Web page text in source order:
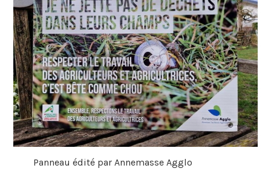
Panneau édité par Annemasse Agglo